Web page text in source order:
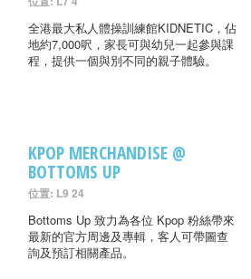
全港最大私人體操訓練館KIDNETIC，佔
地約7,000呎，家長可與幼兒一起參與課
程，提供一個與別不同的親子體驗。
KPOP MERCHANDISE @
BOTTOMS UP
位置: L9 24
Bottoms Up 致力為各位 Kpop 粉絲帶來
最新的官方周邊及專輯，客人可帶圖查
詢及預訂相關產品。